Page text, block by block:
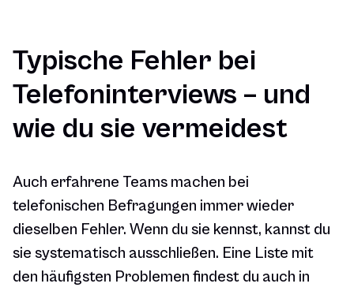
Typische Fehler bei
Telefoninterviews – und
wie du sie vermeidest
Auch erfahrene Teams machen bei
telefonischen Befragungen immer wieder
dieselben Fehler. Wenn du sie kennst, kannst du
sie systematisch ausschließen. Eine Liste mit
den häufigsten Problemen findest du auch in